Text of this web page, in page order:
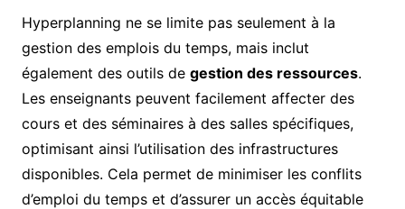
Hyperplanning ne se limite pas seulement à la
gestion des emplois du temps, mais inclut
également des outils de gestion des ressources.
Les enseignants peuvent facilement affecter des
cours et des séminaires à des salles spécifiques,
optimisant ainsi l’utilisation des infrastructures
disponibles. Cela permet de minimiser les conflits
d’emploi du temps et d’assurer un accès équitable